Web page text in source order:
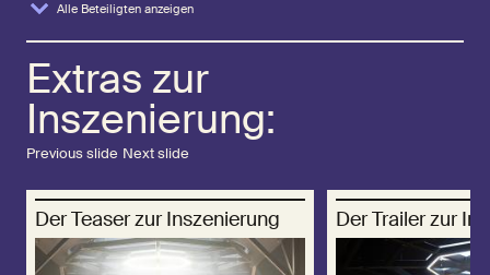
Alle Beteiligten anzeigen
Extras zur
Inszenierung:
Previous slide Next slide
Der Teaser zur Inszenierung Der Trailer zur